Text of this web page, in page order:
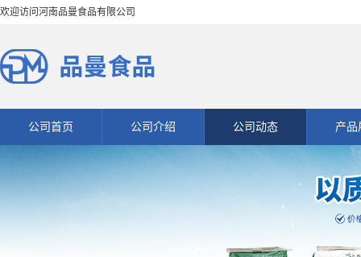
欢迎访问河南品曼食品有限公司
公司首页 公司介绍 公司动态 产品